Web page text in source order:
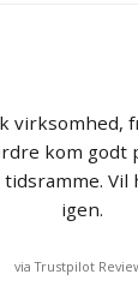
virksomhed,
kom godt
Vil
igen.
via Trustpilot